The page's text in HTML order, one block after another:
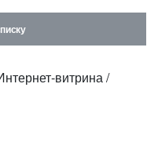
меня на этом
витрина /